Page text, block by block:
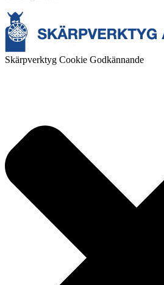
Skärpverktyg Cookie Godkännande